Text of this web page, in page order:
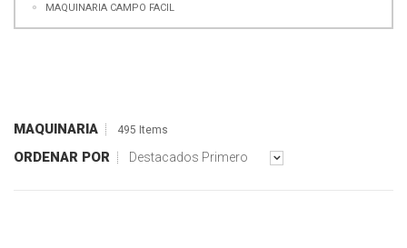
MAQUINARIA CAMPO FACIL
MAQUINARIA 495 Items
ORDENAR POR Destacados Primero